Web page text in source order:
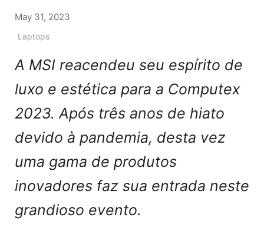
May 31, 2023
Laptops
A MSI reacendeu seu espírito de
luxo e estética para a Computex
2023. Após três anos de hiato
devido à pandemia, desta vez
uma gama de produtos
inovadores faz sua entrada neste
grandioso evento.